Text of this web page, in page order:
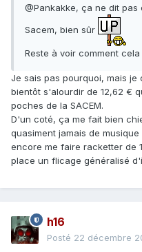
@Pankakke, ça ne dit
Sacem, bien sûr
Reste à voir comment
Je sais pas pourquoi, mais
bientôt s'alourdir de 12,62 €
poches de la SACEM.
D'un coté, ça me fait bien
quasiment jamais de
encore me faire racketter de
place un flicage généralisé
h16
Posté 22 décembre